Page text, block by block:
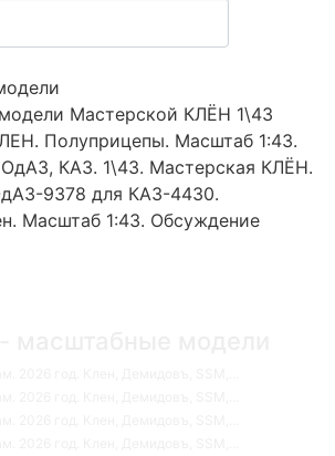
Мастерской КЛЁН 1\43
Полуприцепы. Масштаб 1:43.
КАЗ. 1\43. Мастерская КЛЁН.
9378 для КАЗ-4430.
Масштаб 1:43. Обсуждение